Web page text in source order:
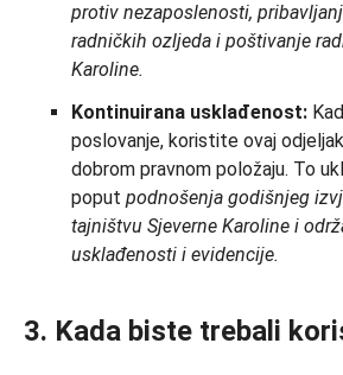
protiv nezaposlenosti,
radničkih ozljeda i poštivanje
Karoline.
Kontinuirana usklađenost:
poslovanje, koristite ovaj
dobrom pravnom položaju. To
poput podnošenja godišnjeg
tajništvu Sjeverne Karoline i
usklađenosti i evidencije.
3. Kada biste trebali